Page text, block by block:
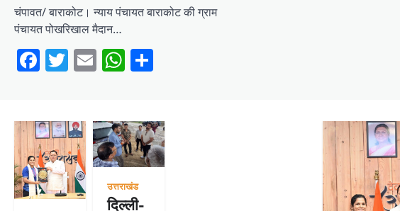
चंपावत/ बाराकोट। न्याय पंचायत बाराकोट की ग्राम
पंचायत पोखरिखाल मैदान…
Facebook
Twitter
EmailWhatsApp
उत्तराखंड
दिल्ली-